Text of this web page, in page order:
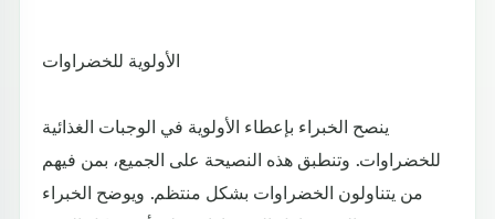
الأولوية للخضراوات
ينصح الخبراء بإعطاء الأولوية في الوجبات الغذائية
للخضراوات. وتنطبق هذه النصيحة على الجميع، بمن فيهم
من يتناولون الخضراوات بشكل منتظم. ويوضح الخبراء